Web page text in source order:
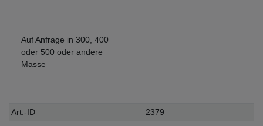
Auf Anfrage in 300, 400
oder 500 oder andere
Masse
Technisches
Wert
Art.-ID 2379